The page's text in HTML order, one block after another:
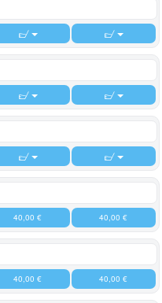
40,00 € 40,00 €
40,00 € 40,00 €